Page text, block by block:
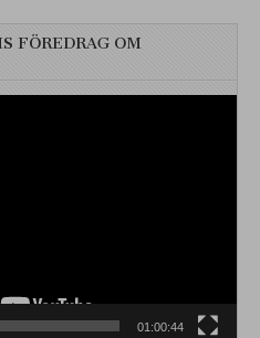
FÖREDRAG OM
01:00:44